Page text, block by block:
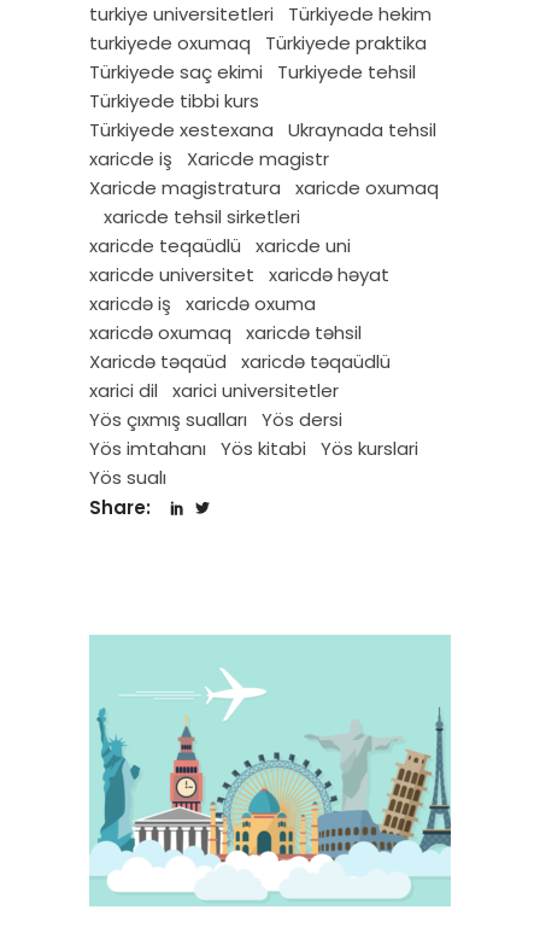
turkiye universitetleri
Türkiyede hekim
turkiyede oxumaq
Türkiyede praktika
Türkiyede saç ekimi
Turkiyede tehsil
Türkiyede tibbi kurs
Türkiyede xestexana
Ukraynada tehsil
xaricde iş
Xaricde magistr
Xaricde magistratura
xaricde oxumaq
xaricde tehsil sirketleri
xaricde teqaüdlü
xaricde uni
xaricde universitet
xaricdə həyat
xaricdə iş
xaricdə oxuma
xaricdə oxumaq
xaricdə təhsil
Xaricdə təqaüd
xaricdə təqaüdlü
xarici dil
xarici universitetler
Yös çıxmış sualları
Yös dersi
Yös imtahanı
Yös kitabi
Yös kurslari
Yös sualı
Share: